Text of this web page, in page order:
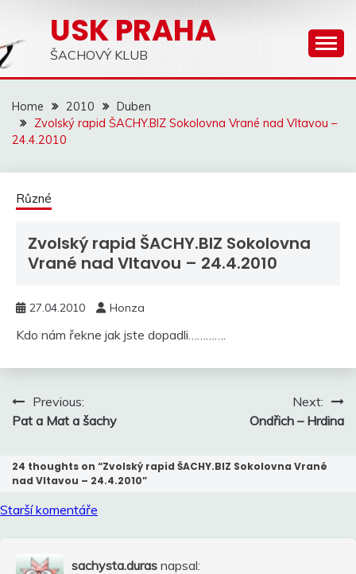
content
USK PRAHA
ŠACHOVÝ KLUB
Home 2010
Duben
Zvolský rapid ŠACHY.BIZ Sokolovna Vrané nad Vltavou –
24.4.2010
Různé
Zvolský rapid ŠACHY.BIZ Sokolovna
Vrané nad Vltavou – 24.4.2010
27.04.2010 Honza
Kdo nám řekne jak jste dopadli………….
Navigace
příspěvek
Previous:
Pat a Mat a šachy
Next:
Ondřich – Hrdina
24 thoughts on “Zvolský rapid ŠACHY.BIZ Sokolovna Vrané
nad Vltavou – 24.4.2010”
Navigace
pro
Starší komentáře
sachysta.duras napsal: